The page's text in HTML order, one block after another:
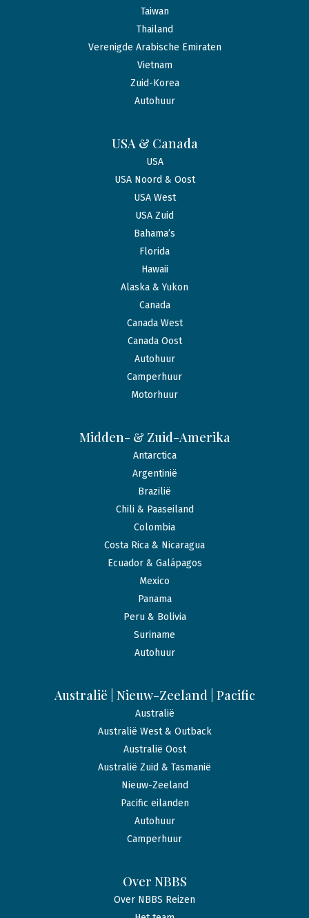
Taiwan
Thailand
Verenigde Arabische Emiraten
Vietnam
Zuid-Korea
Autohuur
USA & Canada
USA
USA Noord & Oost
USA West
USA Zuid
Bahama’s
Florida
Hawaii
Alaska & Yukon
Canada
Canada West
Canada Oost
Autohuur
Camperhuur
Motorhuur
Midden- & Zuid-Amerika
Antarctica
Argentinië
Brazilië
Chili & Paaseiland
Colombia
Costa Rica & Nicaragua
Ecuador & Galápagos
Mexico
Panama
Peru & Bolivia
Suriname
Autohuur
Australië | Nieuw-Zeeland | Pacific
Australië
Australië West & Outback
Australië Oost
Australië Zuid & Tasmanië
Nieuw-Zeeland
Pacific eilanden
Autohuur
Camperhuur
Over NBBS
Over NBBS Reizen